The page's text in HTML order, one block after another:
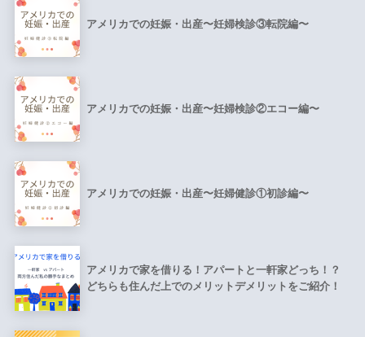
アメリカでの妊娠・出産〜妊婦検診③転院編〜
アメリカでの妊娠・出産〜妊婦検診②エコー編〜
アメリカでの妊娠・出産〜妊婦健診①初診編〜
アメリカで家を借りる！アパートと一軒家どっち！？
どちらも住んだ上でのメリットデメリットをご紹介！